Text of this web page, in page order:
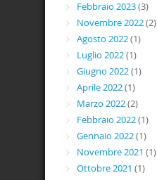
Febbraio 2023(3)
Novembre 2022(2)
Agosto 2022(1)
Luglio 2022(1)
Giugno 2022(1)
Aprile 2022(1)
Marzo 2022(2)
Febbraio 2022(1)
Gennaio 2022(1)
Novembre 2021 (1)
Ottobre 2021 (1)